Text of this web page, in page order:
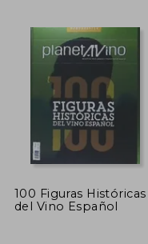
45%
dcto.
100 Figuras Históricas
del Vino Español